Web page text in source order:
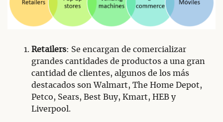
Retailers: Se encargan de comercializar
grandes cantidades de productos a una gran
cantidad de clientes, algunos de los más
destacados son Walmart, The Home Depot,
Petco, Sears, Best Buy, Kmart, HEB y
Liverpool.